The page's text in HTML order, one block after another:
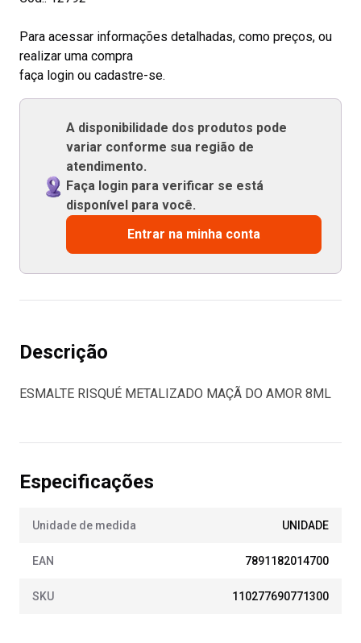
Para acessar informações detalhadas, como preços, ou
realizar uma compra
faça login ou cadastre-se.
A disponibilidade dos produtos pode
variar conforme sua região de
atendimento.
Faça login para verificar se está
disponível para você.
Entrar na minha conta
Descrição
ESMALTE RISQUÉ METALIZADO MAÇÃ DO AMOR 8ML
Especificações
Unidade de medida UNIDADE
EAN 7891182014700
SKU 110277690771300